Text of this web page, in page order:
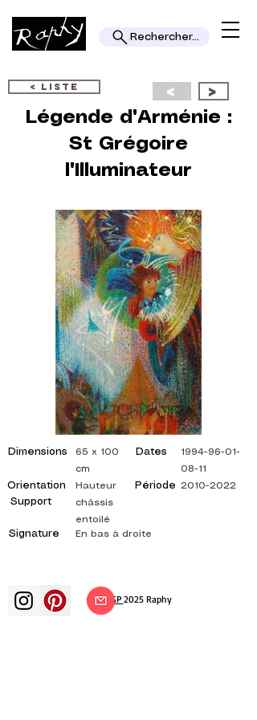
Rechercher...
< LISTE < >
Légende d'Arménie :
St Grégoire
l'Illuminateur
Dimensions
Orientation
Support
Signature
65 x 100
cm
Dates
Période
Hauteur
châssis
entoilé
En bas à droite
1994-96-01-
08-11
2010-2022
© ADAGP 2025 Raphy